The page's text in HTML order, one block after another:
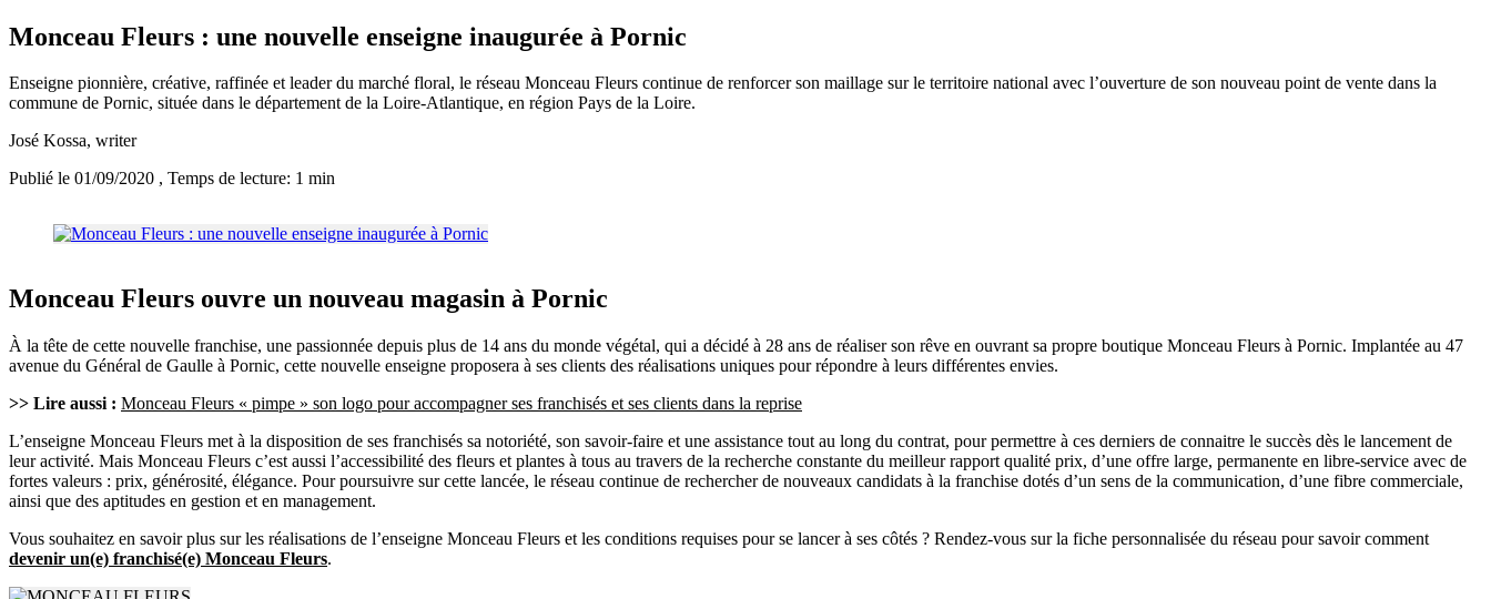
Monceau Fleurs : une nouvelle enseigne inaugurée à Pornic
Enseigne pionnière, créative, raffinée et leader du marché floral, le réseau Monceau Fleurs continue de renforcer son maillage sur le territoire national avec l’ouverture de son nouveau point de vente dans la
commune de Pornic, située dans le département de la Loire-Atlantique, en région Pays de la Loire.
José Kossa, writer
Publié le 01/09/2020 , Temps de lecture: 1 min
Monceau Fleurs ouvre un nouveau magasin à Pornic
À la tête de cette nouvelle franchise, une passionnée depuis plus de 14 ans du monde végétal, qui a décidé à 28 ans de réaliser son rêve en ouvrant sa propre boutique Monceau Fleurs à Pornic. Implantée au 47
avenue du Général de Gaulle à Pornic, cette nouvelle enseigne proposera à ses clients des réalisations uniques pour répondre à leurs différentes envies.
>> Lire aussi : Monceau Fleurs « pimpe » son logo pour accompagner ses franchisés et ses clients dans la reprise
L’enseigne Monceau Fleurs met à la disposition de ses franchisés sa notoriété, son savoir-faire et une assistance tout au long du contrat, pour permettre à ces derniers de connaitre le succès dès le lancement de
leur activité. Mais Monceau Fleurs c’est aussi l’accessibilité des fleurs et plantes à tous au travers de la recherche constante du meilleur rapport qualité prix, d’une offre large, permanente en libre-service avec de
fortes valeurs : prix, générosité, élégance. Pour poursuivre sur cette lancée, le réseau continue de rechercher de nouveaux candidats à la franchise dotés d’un sens de la communication, d’une fibre commerciale,
ainsi que des aptitudes en gestion et en management.
Vous souhaitez en savoir plus sur les réalisations de l’enseigne Monceau Fleurs et les conditions requises pour se lancer à ses côtés ? Rendez-vous sur la fiche personnalisée du réseau pour savoir comment
devenir un(e) franchisé(e) Monceau Fleurs.